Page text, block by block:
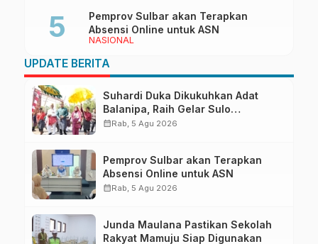
NASIONAL
Pemprov Sulbar akan Terapkan
Absensi Online untuk ASN
UPDATE BERITA
Suhardi Duka Dikukuhkan Adat
Balanipa, Raih Gelar Sulo
Tappidena
calendar_monthRab, 5 Agu 2026
Pemprov Sulbar akan Terapkan
Absensi Online untuk ASN
calendar_monthRab, 5 Agu 2026
Junda Maulana Pastikan Sekolah
Rakyat Mamuju Siap Digunakan